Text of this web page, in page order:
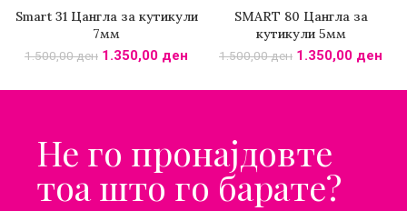
Smart 31 Цангла за кутикули
7мм
1.500,00ден 1.350,00 ден
SMART 80 Цангла за
кутикули 5мм
1.500,00ден 1.350,00 ден
Не го пронајдовте
тоа што го барате?